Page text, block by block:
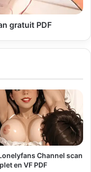
gratuit PDF
Channel scan
en VF PDF